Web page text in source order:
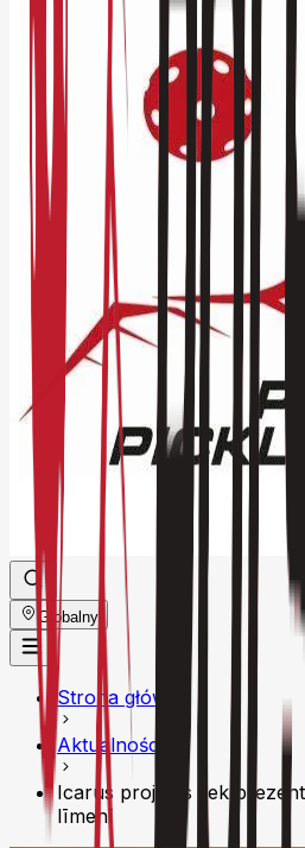
Globalny
Strona główna
Aktualności
Icarus projekts tiek
līmenī